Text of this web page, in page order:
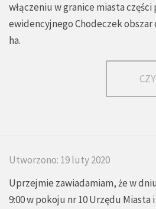
włączeniu w granice miasta
ewidencyjnego Chodeczek obszar
ha.
Utworzono: 19 luty 2020
Uprzejmie zawiadamiam, że w
9:00 w pokoju nr 10 Urzędu Miasta